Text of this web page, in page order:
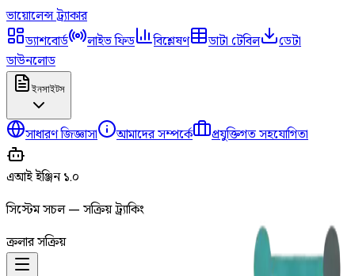
ভায়োলেন্সট্র্যাকার
ড্যাশবোর্ড
লাইভ ফিড বিশ্লেষণ ডাটা টেবিল
ডেটা
ডাউনলোড
ইনসাইটস
সাধারণ জিজ্ঞাসা আমাদের সম্পর্কে প্রযুক্তিগত সহযোগিতা
এআই ইঞ্জিন ১.০
সিস্টেম সচল — সক্রিয় ট্র্যাকিং
ক্রলার সক্রিয়